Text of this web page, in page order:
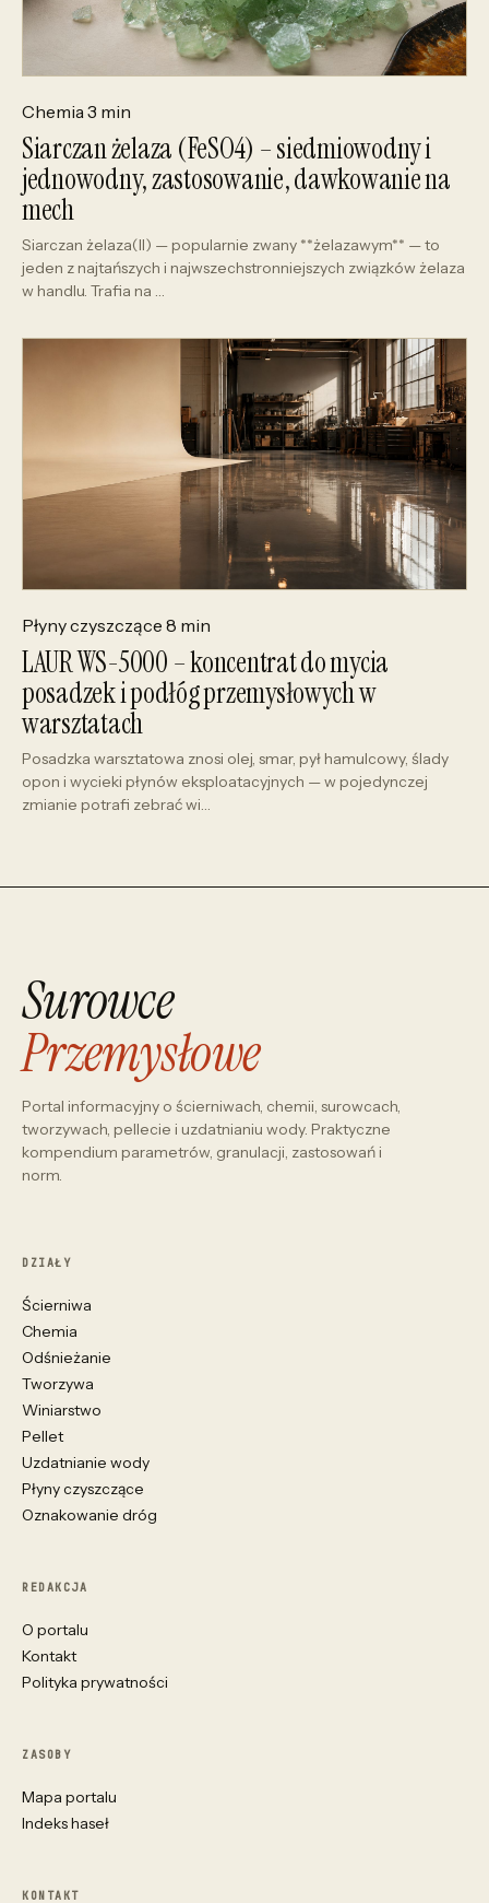
Chemia3 min
Siarczan żelaza (FeSO4) – siedmiowodny i
jednowodny, zastosowanie, dawkowanie na
mech
Siarczan żelaza(II) — popularnie zwany **żelazawym** — to
jeden z najtańszych i najwszechstronniejszych związków żelaza
w handlu. Trafia na …
Płyny czyszczące 8 min
LAUR WS-5000 – koncentrat do mycia
posadzek i podłóg przemysłowych w
warsztatach
Posadzka warsztatowa znosi olej, smar, pył hamulcowy, ślady
opon i wycieki płynów eksploatacyjnych — w pojedynczej
zmianie potrafi zebrać wi…
Surowce
Przemysłowe
Portal informacyjny o ścierniwach, chemii, surowcach,
tworzywach, pellecie i uzdatnianiu wody. Praktyczne
kompendium parametrów, granulacji, zastosowań i
norm.
DZIAŁY
Ścierniwa
Chemia
Odśnieżanie
Tworzywa
Winiarstwo
Pellet
Uzdatnianie wody
Płyny czyszczące
Oznakowanie dróg
REDAKCJA
O portalu
Kontakt
Polityka prywatności
ZASOBY
Mapa portalu
Indeks haseł
KONTAKT